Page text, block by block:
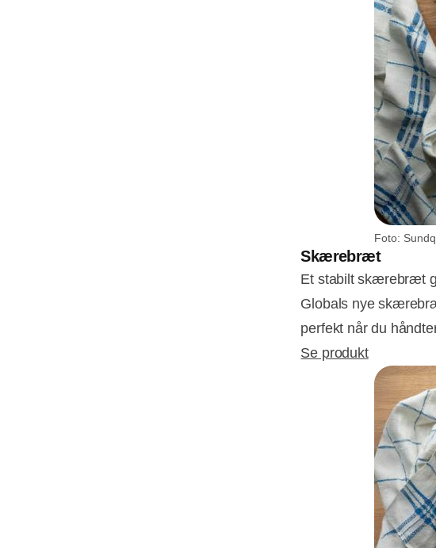
Foto:
Skærebræt
Et stabilt skærebræt
Globals nye
perfekt når du
Se produkt